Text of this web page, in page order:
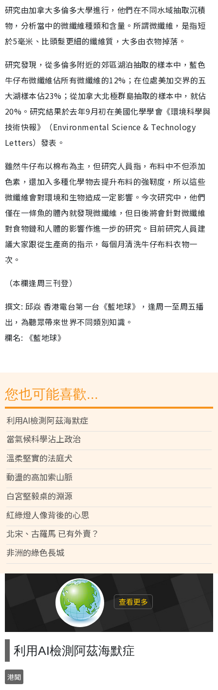
研究由加拿大多倫多大學進行，他們在不同水域抽取沉積
物，分析當中的微纖維種類和含量。所謂微纖維，是指短
於5毫米、比頭髮更細的纖維質，大多由衣物掉落。
研究發現，從多倫多附近的郊區湖泊抽取的樣本中，藍色
牛仔布微纖維佔所有微纖維的12%；在位處美加交界的五
大湖樣本佔23%；從加拿大北極群島抽取的樣本中，就佔
20%。研究結果於去年9月初在美國化學學會《環境科學與
技術快報》（Environmental Science & Technology
Letters）發表。
雖然牛仔布以棉布為主，但研究人員指，布料中不但添加
色素，還加入多種化學物去提升布料的強靭度，所以這些
微纖維會對環境和生物造成一定影響。今次研究中，他們
僅在一條魚的體內就發現微纖維，但日後將會針對微纖維
對食物鏈和人體的影響作進一步的研究。目前研究人員建
議大家跟從生產商的指示，每個月清洗牛仔布料衣物一
次。
（本欄逢周三刊登）
撰文: 邱焱 香港電台第一台《藍地球》，逢周一至周五播
出，為聽眾帶來世界不同類別知識。
欄名: 《藍地球》
您也可能喜歡...
利用AI檢測阿茲海默症
當氣候科學沾上政治
溫柔堅實的法庭犬
動盪的高加索山脈
白宮堅毅桌的淵源
紅綠燈人像背後的心思
北宋、古羅馬 已有外賣？
非洲的綠色長城
查看更多
利用AI檢測阿茲海默症
港聞